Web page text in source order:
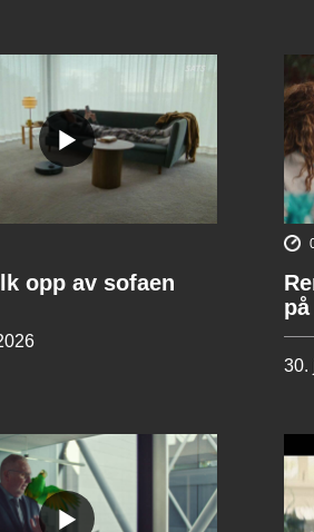
opp av sofaen
30.